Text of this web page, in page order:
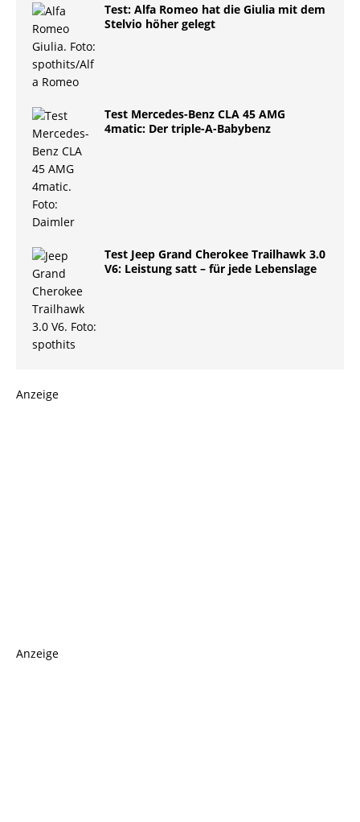
Test: Alfa Romeo hat die Giulia mit dem
Stelvio höher gelegt
Test Mercedes-Benz CLA 45 AMG
4matic: Der triple-A-Babybenz
Test Jeep Grand Cherokee Trailhawk 3.0
V6: Leistung satt – für jede Lebenslage
Anzeige
Anzeige